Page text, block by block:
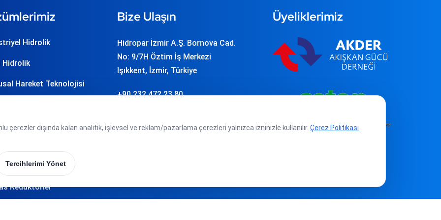
Hidrolik
Hidrolik
Hareket Teknolojisi
ve Yazılım
Teknolojisi
Redüktörler
Bize Ulaşın
Hidropar İzmir A.Ş. Bornova Cad.
No: 9/7H Öztim İş Merkezi
Işıkkent, İzmir, Türkiye
+90 232 472 23 80
Üyeliklerimiz
çerezler dışında kalan analitik, işlevsel ve reklam/pazarlama çerezleri yalnızca izninizle kullanılır. Çerez Politikası
Tercihlerimi Yönet